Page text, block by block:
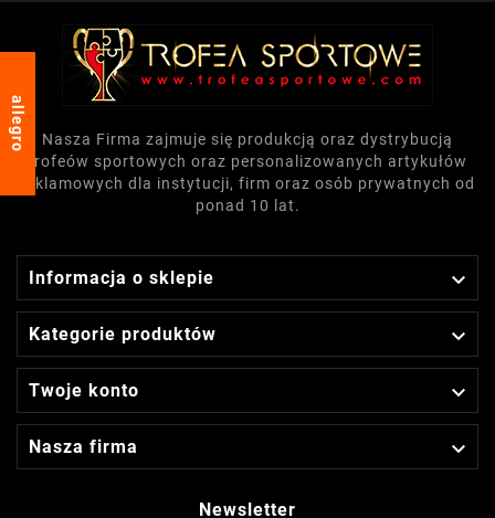
Nasza Firma zajmuje się produkcją oraz dystrybucją
trofeów sportowych oraz personalizowanych artykułów
reklamowych dla instytucji, firm oraz osób prywatnych od
ponad 10 lat.
Informacja o sklepie 
Kategorie produktów 
Twoje konto 
Nasza firma 
Newsletter
allegro